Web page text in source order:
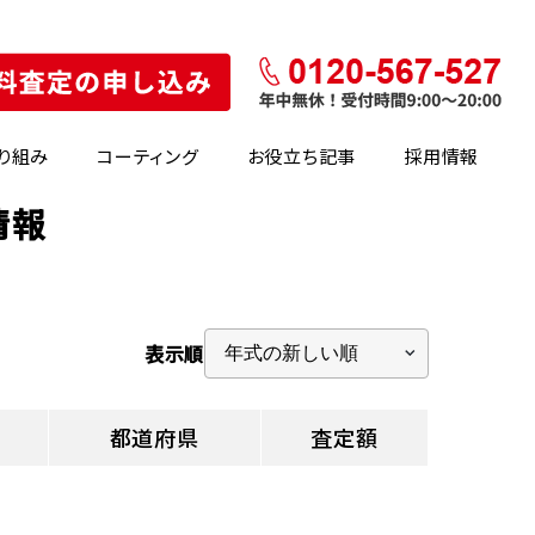
組み コーティング お役立ち記事 採用情報
報
表示順
都道府県 査定額